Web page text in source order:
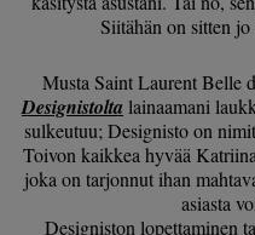
Siitähän on sitten
Musta Saint Laurent Belle
Designistolta lainaamani
sulkeutuu; Designisto on
Toivon kaikkea hyvää
joka on tarjonnut ihan
asiasta
Designiston lopettaminen